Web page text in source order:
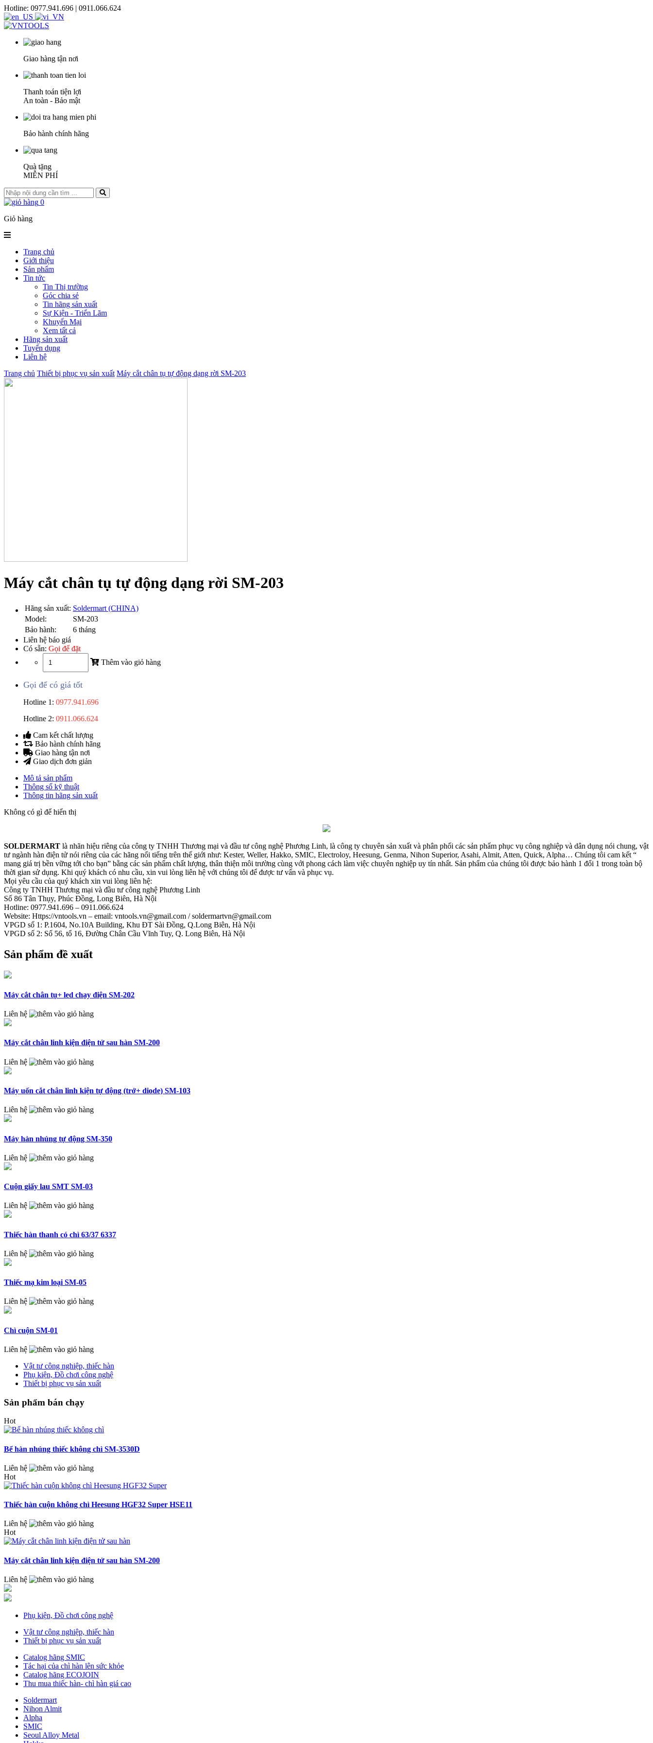
Hotline: 0977.941.696 | 0911.066.624
Giao hàng tận nơi
Thanh toán tiện lợi
An toàn - Bảo mật
Bảo hành chính hãng
Quà tặng
MIỄN PHÍ
0
Giỏ hàng
Trang chủ
Giới thiệu
Sản phẩm
Tin tức
Tin Thị trường
Góc chia sẻ
Tin hãng sản xuất
Sự Kiện - Triển Lãm
Khuyến Mại
Xem tất cả
Hãng sản xuất
Tuyển dụng
Liên hệ
Trang chủ Thiết bị phục vụ sản xuất Máy cắt chân tụ tự động dạng rời SM-203
Máy cắt chân tụ tự động dạng rời SM-203
Hãng sản xuất: Soldermart (CHINA)
Model:
SM-203
Bảo hành:
6 tháng
Liên hệ báo giá
Có sẵn: Gọi để đặt
Thêm vào giỏ hàng
Gọi để có giá tốt
Hotline 1: 0977.941.696
Hotline 2: 0911.066.624
Cam kết chất lượng
Bảo hành chính hãng
Giao hàng tận nơi
Giao dịch đơn giản
Mô tả sản phẩm
Thông số kỹ thuật
Thông tin hãng sản xuất
Không có gì để hiển thị
SOLDERMART là nhãn hiệu riêng của công ty TNHH Thương mại và đầu tư công nghệ Phương Linh, là công ty chuyên sản xuất và phân phối các sản phẩm phục vụ công nghiệp và dân dụng nói chung, vật
tư ngành hàn điện tử nói riêng của các hãng nổi tiếng trên thế giới như: Kester, Weller, Hakko, SMIC, Electroloy, Heesung, Genma, Nihon Superior, Asahi, Almit, Atten, Quick, Alpha… Chúng tôi cam kết “
mang giá trị bền vững tới cho bạn” bằng các sản phẩm chất lượng, thân thiện môi trường cùng với phong cách làm việc chuyên nghiệp uy tín nhất. Sản phẩm của chúng tôi được bảo hành 1 đổi 1 trong toàn bộ
thời gian sử dụng. Khi quý khách có nhu cầu, xin vui lòng liên hệ với chúng tôi để được tư vấn và phục vụ.
Mọi yêu cầu của quý khách xin vui lòng liên hệ:
Công ty TNHH Thương mại và đầu tư công nghệ Phương Linh
Số 86 Tân Thụy, Phúc Đồng, Long Biên, Hà Nội
Hotline: 0977.941.696 – 0911.066.624
Website: Https://vntools.vn – email: vntools.vn@gmail.com / soldermartvn@gmail.com
VPGD số 1: P.1604, No.10A Building, Khu ĐT Sài Đồng, Q.Long Biên, Hà Nội
VPGD số 2: Số 56, tổ 16, Đường Chân Cầu Vĩnh Tuy, Q. Long Biên, Hà Nội
Sản phẩm đề xuất
Máy cắt chân tụ+ led chạy điện SM-202
Liên hệ
Máy cắt chân linh kiện điện tử sau hàn SM-200
Liên hệ
Máy uốn cắt chân linh kiện tự động (trở+ diode) SM-103
Liên hệ
Máy hàn nhúng tự động SM-350
Liên hệ
Cuộn giấy lau SMT SM-03
Liên hệ
Thiếc hàn thanh có chì 63/37 6337
Liên hệ
Thiếc mạ kim loại SM-05
Liên hệ
Chì cuộn SM-01
Liên hệ
Vật tư công nghiệp, thiếc hàn
Phụ kiện, Đồ chơi công nghệ
Thiết bị phục vụ sản xuất
Sản phẩm bán chạy
Hot
Bể hàn nhúng thiếc không chì SM-3530D
Liên hệ
Hot
Thiếc hàn cuộn không chì Heesung HGF32 Super HSE11
Liên hệ
Hot
Máy cắt chân linh kiện điện tử sau hàn SM-200
Liên hệ
Phụ kiện, Đồ chơi công nghệ
Vật tư công nghiệp, thiếc hàn
Thiết bị phục vụ sản xuất
Catalog hãng SMIC
Tác hại của chì hàn lên sức khỏe
Catalog hãng ECOJOIN
Thu mua thiếc hàn- chì hàn giá cao
Soldermart
Nihon Almit
Alpha
SMIC
Seoul Alloy Metal